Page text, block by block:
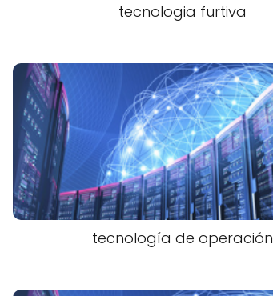
tecnologia furtiva
tecnología de operación